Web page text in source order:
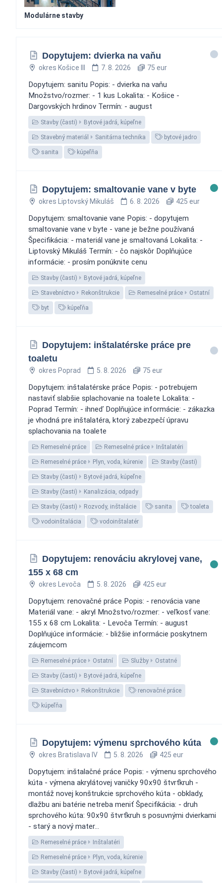
Modulárne stavby
Dopytujem: dvierka na vaňu
okres Košice III 7. 8. 2026 75 eur
Dopytujem: sanitu Popis: - dvierka na vaňu
Množstvo/rozmer: - 1 kus Lokalita: - Košice -
Dargovských hrdinov Termín: - august
Stavby (časti) Bytové jadrá, kúpeľne
Stavebný materiál Sanitárna technika bytové jadro
sanita kúpeľňa
Dopytujem: smaltovanie vane v byte
okres Liptovský Mikuláš 6. 8. 2026 425 eur
Dopytujem: smaltovanie vane Popis: - dopytujem
smaltovanie vane v byte - vane je bežne používaná
Špecifikácia: - materiál vane je smaltovaná Lokalita: -
Liptovský Mikuláš Termín: - čo najskôr Doplňujúce
informácie: - prosím ponúknite cenu
Stavby (časti) Bytové jadrá, kúpeľne
Stavebníctvo Rekonštrukcie Remeselné práce Ostatní
byt kúpeľňa
Dopytujem: inštalatérske práce pre
toaletu
okres Poprad 5. 8. 2026 75 eur
Dopytujem: inštalatérske práce Popis: - potrebujem
nastaviť slabšie splachovanie na toalete Lokalita: -
Poprad Termín: - ihneď Doplňujúce informácie: - zákazka
je vhodná pre inštalatéra, ktorý zabezpečí úpravu
splachovania na toalete
Remeselné práce Remeselné práce Inštalatéri
Remeselné práce Plyn, voda, kúrenie Stavby (časti)
Stavby (časti) Bytové jadrá, kúpeľne
Stavby (časti) Kanalizácia, odpady
Stavby (časti) Rozvody, inštalácie sanita toaleta
vodoinštalácia vodoinštalatér
Dopytujem: renováciu akrylovej vane,
155 x 68 cm
okres Levoča 5. 8. 2026 425 eur
Dopytujem: renovačné práce Popis: - renovácia vane
Materiál vane: - akryl Množstvo/rozmer: - veľkosť vane:
155 x 68 cm Lokalita: - Levoča Termín: - august
Doplňujúce informácie: - bližšie informácie poskytnem
záujemcom
Remeselné práce Ostatní Služby Ostatné
Stavby (časti) Bytové jadrá, kúpeľne
Stavebníctvo Rekonštrukcie renovačné práce
kúpeľňa
Dopytujem: výmenu sprchového kúta
okres Bratislava IV 5. 8. 2026 425 eur
Dopytujem: inštalačné práce Popis: - výmenu sprchového
kúta - výmena akrylátovej vaničky 90x90 štvrťkruh -
montáž novej konštrukcie sprchového kúta - obklady,
dlažbu ani batérie netreba meniť Špecifikácia: - druh
sprchového kúta: 90x90 štvrťkruh s posuvnými dvierkami
- starý a nový mater...
Remeselné práce Inštalatéri
Remeselné práce Plyn, voda, kúrenie
Stavby (časti) Bytové jadrá, kúpeľne